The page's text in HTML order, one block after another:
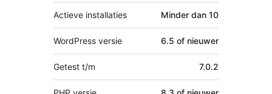
Actieve installaties Minder dan 10
WordPress versie 6.5 of nieuwer
Getest t/m 7.0.2